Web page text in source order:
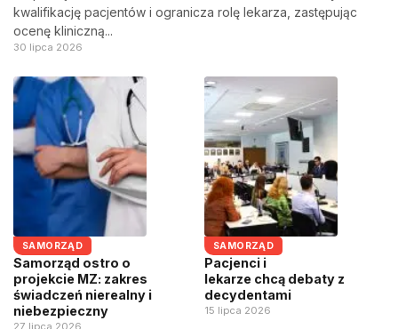
kwalifikację pacjentów i ogranicza rolę lekarza, zastępując
ocenę kliniczną...
30 lipca 2026
SAMORZĄD
Samorząd ostro o
projekcie MZ: zakres
świadczeń nierealny i
niebezpieczny
SAMORZĄD
Pacjenci i
lekarze chcą debaty z
decydentami
15 lipca 2026